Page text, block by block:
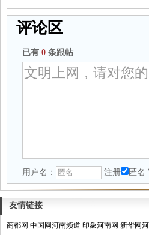
评论区
已有 0 条跟帖
用户名： 注册 匿名
友情链接
商都网 中国网河南频道 印象河南网 新华网